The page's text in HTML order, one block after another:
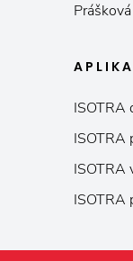
ISOTRA
ISOTRA
ISOTRA
ISOTRA